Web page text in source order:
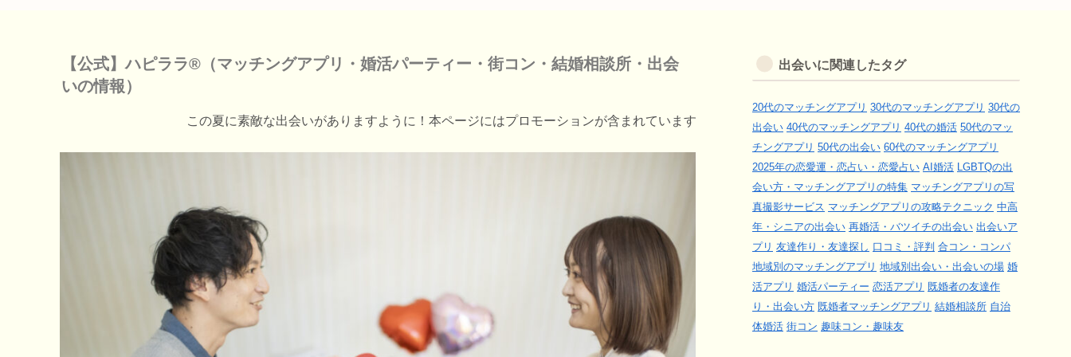
【公式】ハピララ®（マッチングアプリ・婚活パーティー・街コン・結婚相談所・出会
いの情報）
この夏に素敵な出会いがありますように！本ページにはプロモーションが含まれています
出会いに関連したタグ
20代のマッチングアプリ 30代のマッチングアプリ 30代の
出会い 40代のマッチングアプリ 40代の婚活 50代のマッ
チングアプリ 50代の出会い 60代のマッチングアプリ
2025年の恋愛運・恋占い・恋愛占い AI婚活 LGBTQの出
会い方・マッチングアプリの特集 マッチングアプリの写
真撮影サービス マッチングアプリの攻略テクニック 中高
年・シニアの出会い 再婚活・バツイチの出会い 出会いア
プリ 友達作り・友達探し 口コミ・評判 合コン・コンパ
地域別のマッチングアプリ 地域別出会い・出会いの場 婚
活アプリ 婚活パーティー 恋活アプリ 既婚者の友達作
り・出会い方 既婚者マッチングアプリ 結婚相談所 自治
体婚活 街コン 趣味コン・趣味友